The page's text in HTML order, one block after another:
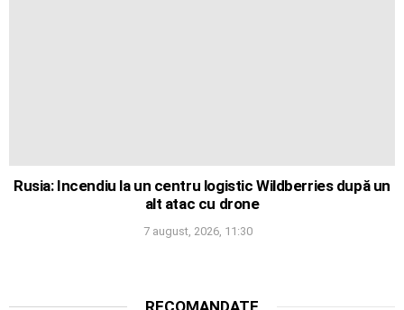
Rusia: Incendiu la un centru logistic Wildberries după un
alt atac cu drone
7 august, 2026, 11:30